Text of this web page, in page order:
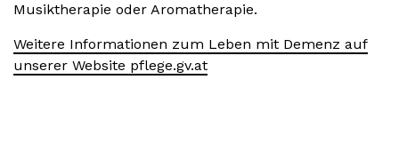
Musiktherapie oder Aromatherapie.
Weitere Informationen zum Leben mit Demenz auf
unserer Website pflege.gv.at